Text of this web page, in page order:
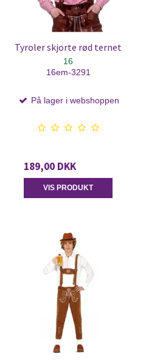
Tyroler skjorte rød ternet
16
16em-3291
På lager i webshoppen
189,00 DKK
VIS PRODUKT